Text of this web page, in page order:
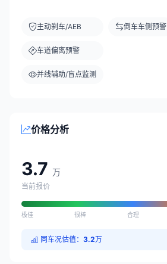
主动刹车/AEB
车道偏离预警
并线辅助/盲点监测
倒车车侧预警
价格分析
3.7 万
当前报价
极佳 很棒 合理
同车况估值： 3.2万